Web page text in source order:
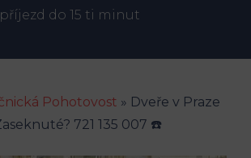
příjezd do 15 ti minut
Pohotovost » Dveře v Praze
721 135 007 ☎️